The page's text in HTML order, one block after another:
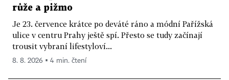
růže a pižmo
Je 23. července krátce po deváté ráno a módní Pařížská
ulice v centru Prahy ještě spí. Přesto se tudy začínají
trousit vybraní lifestyloví...
8. 8. 2026 ▪ 4 min. čtení